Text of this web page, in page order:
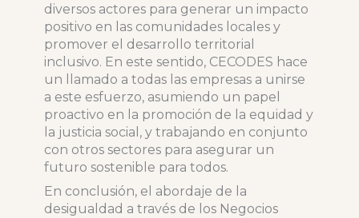
diversos actores para generar un impacto
positivo en las comunidades locales y
promover el desarrollo territorial
inclusivo. En este sentido, CECODES hace
un llamado a todas las empresas a unirse
a este esfuerzo, asumiendo un papel
proactivo en la promoción de la equidad y
la justicia social, y trabajando en conjunto
con otros sectores para asegurar un
futuro sostenible para todos.
En conclusión, el abordaje de la
desigualdad a través de los Negocios